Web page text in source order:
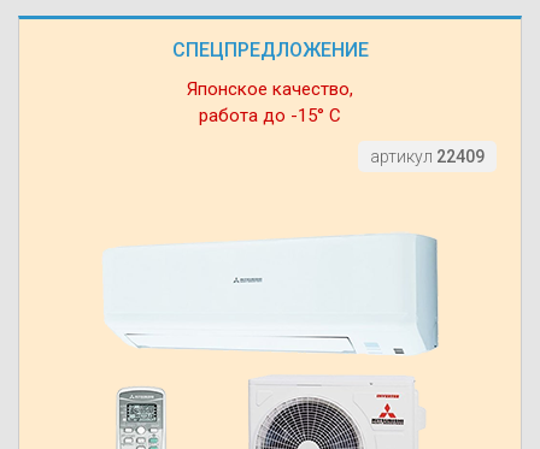
СПЕЦПРЕДЛОЖЕНИЕ
Японское качество,
работа до -15° С
артикул 22409